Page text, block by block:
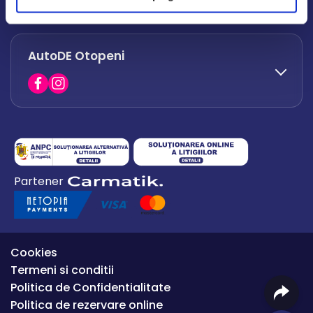
office.afumati@autode.ro
0730 063 852
0730 063 851
AutoDE Otopeni
0754 649 360
office.premium@autode.ro
Partener
Cookies
Termeni si conditii
Politica de Confidentialitate
Politica de rezervare online